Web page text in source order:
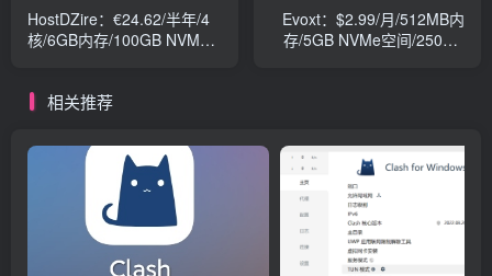
HostDZire：€24.62/半年/4
核/6GB内存/100GB NVMe
Evoxt：$2.99/月/512MB内
存/5GB NVMe空间/250GB
相关推荐